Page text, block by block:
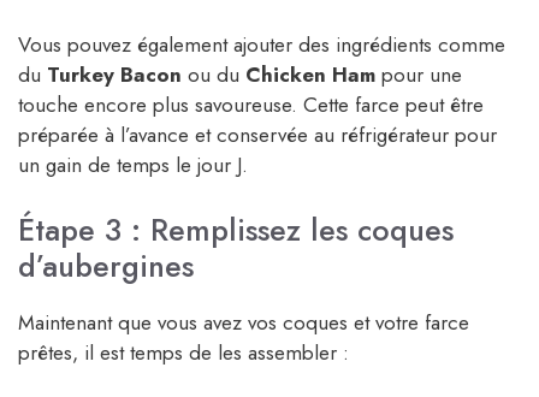
Vous pouvez également ajouter des ingrédients comme
du Turkey Bacon ou du Chicken Ham pour une
touche encore plus savoureuse. Cette farce peut être
préparée à l’avance et conservée au réfrigérateur pour
un gain de temps le jour J.
Étape 3 : Remplissez les coques
d’aubergines
Maintenant que vous avez vos coques et votre farce
prêtes, il est temps de les assembler :